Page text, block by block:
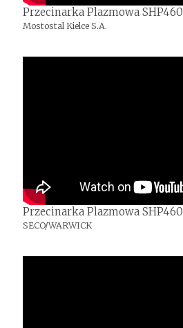
Przecinarka Plazmowa SHP460
Mostostal Kielce S.A.
Przecinarka Plazmowa SHP460
SECO/WARWICK